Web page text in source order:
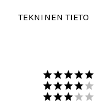
TEKNINEN TIETO